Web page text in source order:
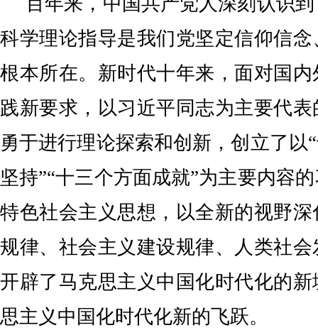
科学理论指导是我们党坚定信仰信
根本所在。新时代十年来，面对国
践新要求，以习近平同志为主要代
勇于进行理论探索和创新，创立了以
坚持”“十三个方面成就”为主要内容
特色社会主义思想，以全新的视野
规律、社会主义建设规律、人类社
开辟了马克思主义中国化时代化的
思主义中国化时代化新的飞跃。